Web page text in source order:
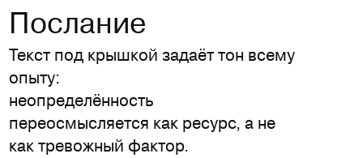
Послание
Текст под крышкой задаёт тон всему
опыту:
неопределённость
переосмысляется как ресурс, а не
как тревожный фактор.